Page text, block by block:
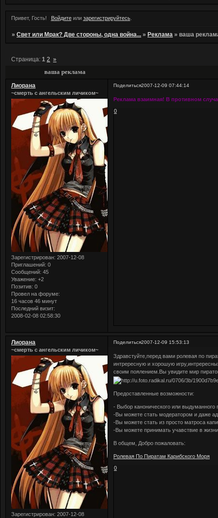
Привет, Гость! Войдитеили зарегистрируйтесь.
»Свет или Мрак? Две стороны, одна война... » Реклама » ваша
ваша реклама
Страница:1 2 »
Поделиться2007-12-09 07:44:14
Лиорана
~смерть с ангельским личиком~
Зарегистрирован: 2007-12-08
Приглашений: 0
Сообщений: 45
Уважение: +2
Позитив: 0
Провел на форуме:
16 часов 46 минут
Последний визит:
2008-02-08 02:58:30
Реклама взаимная! В противном
0
Поделиться2007-12-09 15:53:13
Лиорана
~смерть с ангельским личиком~
Зарегистрирован: 2007-12-08
Здравстуйте,перед вами ролевая по
интрересную и хорошую
своим поялением.Вы увидите мир
Предоставленные возможности:
- Выбор канонического или выдуманного
-Вы можете стать модератором и даже
-Вы можете стать из просто матроса
-Вы можете принимать учавствие в
В общем, Добро пожаловать:
Ролевая По Пиратам Карибского Моря
0